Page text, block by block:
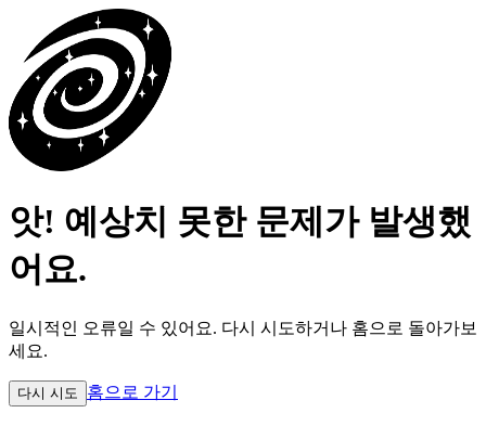
앗! 예상치 못한 문제가 발생했
어요.
일시적인 오류일 수 있어요. 다시 시도하거나 홈으로 돌아가보
세요.
다시 시도 홈으로 가기